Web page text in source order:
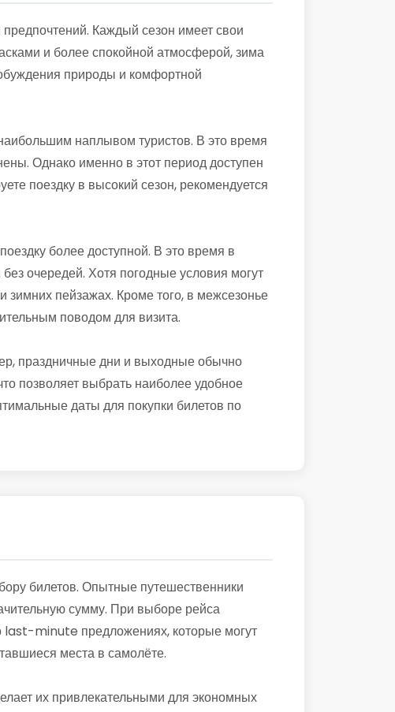
Каждый сезон имеет свои
и более спокойной атмосферой, зима
природы и комфортной
наплывом туристов. В это время
Однако именно в этот период доступен
поездку в высокий сезон, рекомендуется
более доступной. В это время в
очередей. Хотя погодные условия могут
пейзажах. Кроме того, в межсезонье
поводом для визита.
праздничные дни и выходные обычно
позволяет выбрать наиболее удобное
даты для покупки билетов по
билетов. Опытные путешественники
сумму. При выборе рейса
last-minute предложениях, которые могут
места в самолёте.
их привлекательными для экономных